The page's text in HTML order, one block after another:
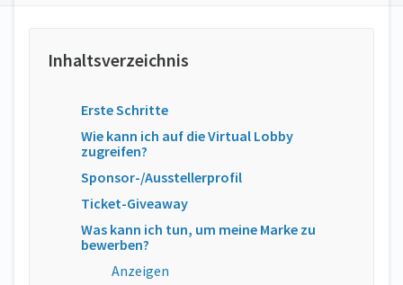
Erste Schritte
Wie kann ich auf die Virtual Lobby
zugreifen?
Sponsor-/Ausstellerprofil
Ticket-Giveaway
Was kann ich tun, um meine Marke zu
bewerben?
Anzeigen